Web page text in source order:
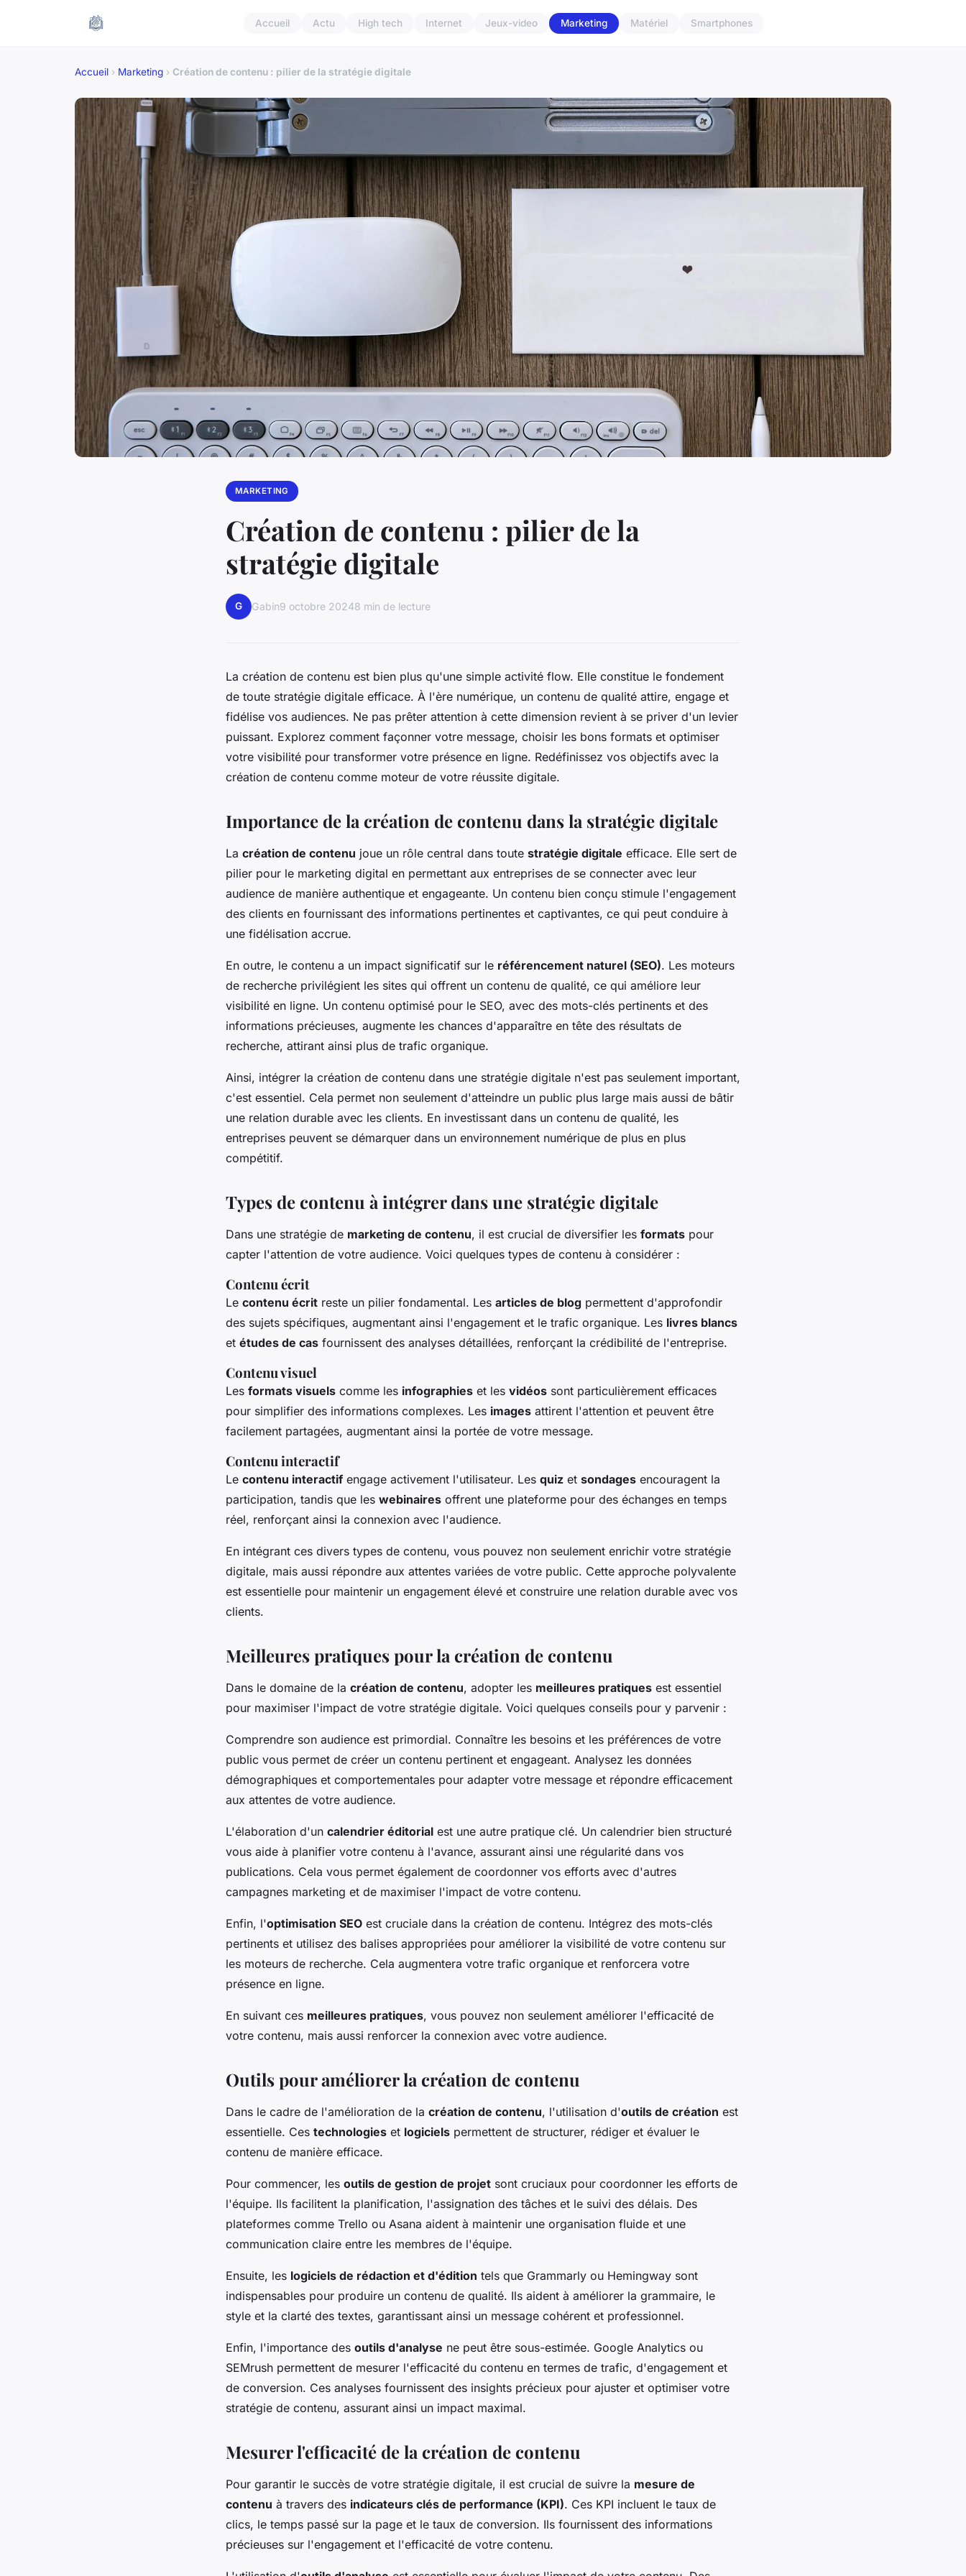
Accueil Actu High tech Internet Jeux-video Marketing Matériel Smartphones
Accueil › Marketing › Création de contenu : pilier de la stratégie digitale
MARKETING
Création de contenu : pilier de la
stratégie digitale
G Gabin9 octobre 20248 min de lecture
La création de contenu est bien plus qu'une simple activité flow. Elle constitue le fondement
de toute stratégie digitale efficace. À l'ère numérique, un contenu de qualité attire, engage et
fidélise vos audiences. Ne pas prêter attention à cette dimension revient à se priver d'un levier
puissant. Explorez comment façonner votre message, choisir les bons formats et optimiser
votre visibilité pour transformer votre présence en ligne. Redéfinissez vos objectifs avec la
création de contenu comme moteur de votre réussite digitale.
Importance de la création de contenu dans la stratégie digitale
La création de contenu joue un rôle central dans toute stratégie digitale efficace. Elle sert de
pilier pour le marketing digital en permettant aux entreprises de se connecter avec leur
audience de manière authentique et engageante. Un contenu bien conçu stimule l'engagement
des clients en fournissant des informations pertinentes et captivantes, ce qui peut conduire à
une fidélisation accrue.
En outre, le contenu a un impact significatif sur le référencement naturel (SEO). Les moteurs
de recherche privilégient les sites qui offrent un contenu de qualité, ce qui améliore leur
visibilité en ligne. Un contenu optimisé pour le SEO, avec des mots-clés pertinents et des
informations précieuses, augmente les chances d'apparaître en tête des résultats de
recherche, attirant ainsi plus de trafic organique.
Ainsi, intégrer la création de contenu dans une stratégie digitale n'est pas seulement important,
c'est essentiel. Cela permet non seulement d'atteindre un public plus large mais aussi de bâtir
une relation durable avec les clients. En investissant dans un contenu de qualité, les
entreprises peuvent se démarquer dans un environnement numérique de plus en plus
compétitif.
Types de contenu à intégrer dans une stratégie digitale
Dans une stratégie de marketing de contenu, il est crucial de diversifier les formats pour
capter l'attention de votre audience. Voici quelques types de contenu à considérer :
Contenu écrit
Le contenu écrit reste un pilier fondamental. Les articles de blog permettent d'approfondir
des sujets spécifiques, augmentant ainsi l'engagement et le trafic organique. Les livres blancs
et études de cas fournissent des analyses détaillées, renforçant la crédibilité de l'entreprise.
Contenu visuel
Les formats visuels comme les infographies et les vidéos sont particulièrement efficaces
pour simplifier des informations complexes. Les images attirent l'attention et peuvent être
facilement partagées, augmentant ainsi la portée de votre message.
Contenu interactif
Le contenu interactif engage activement l'utilisateur. Les quiz et sondages encouragent la
participation, tandis que les webinaires offrent une plateforme pour des échanges en temps
réel, renforçant ainsi la connexion avec l'audience.
En intégrant ces divers types de contenu, vous pouvez non seulement enrichir votre stratégie
digitale, mais aussi répondre aux attentes variées de votre public. Cette approche polyvalente
est essentielle pour maintenir un engagement élevé et construire une relation durable avec vos
clients.
Meilleures pratiques pour la création de contenu
Dans le domaine de la création de contenu, adopter les meilleures pratiques est essentiel
pour maximiser l'impact de votre stratégie digitale. Voici quelques conseils pour y parvenir :
Comprendre son audience est primordial. Connaître les besoins et les préférences de votre
public vous permet de créer un contenu pertinent et engageant. Analysez les données
démographiques et comportementales pour adapter votre message et répondre efficacement
aux attentes de votre audience.
L'élaboration d'un calendrier éditorial est une autre pratique clé. Un calendrier bien structuré
vous aide à planifier votre contenu à l'avance, assurant ainsi une régularité dans vos
publications. Cela vous permet également de coordonner vos efforts avec d'autres
campagnes marketing et de maximiser l'impact de votre contenu.
Enfin, l'optimisation SEO est cruciale dans la création de contenu. Intégrez des mots-clés
pertinents et utilisez des balises appropriées pour améliorer la visibilité de votre contenu sur
les moteurs de recherche. Cela augmentera votre trafic organique et renforcera votre
présence en ligne.
En suivant ces meilleures pratiques, vous pouvez non seulement améliorer l'efficacité de
votre contenu, mais aussi renforcer la connexion avec votre audience.
Outils pour améliorer la création de contenu
Dans le cadre de l'amélioration de la création de contenu, l'utilisation d'outils de création est
essentielle. Ces technologies et logiciels permettent de structurer, rédiger et évaluer le
contenu de manière efficace.
Pour commencer, les outils de gestion de projet sont cruciaux pour coordonner les efforts de
l'équipe. Ils facilitent la planification, l'assignation des tâches et le suivi des délais. Des
plateformes comme Trello ou Asana aident à maintenir une organisation fluide et une
communication claire entre les membres de l'équipe.
Ensuite, les logiciels de rédaction et d'édition tels que Grammarly ou Hemingway sont
indispensables pour produire un contenu de qualité. Ils aident à améliorer la grammaire, le
style et la clarté des textes, garantissant ainsi un message cohérent et professionnel.
Enfin, l'importance des outils d'analyse ne peut être sous-estimée. Google Analytics ou
SEMrush permettent de mesurer l'efficacité du contenu en termes de trafic, d'engagement et
de conversion. Ces analyses fournissent des insights précieux pour ajuster et optimiser votre
stratégie de contenu, assurant ainsi un impact maximal.
Mesurer l'efficacité de la création de contenu
Pour garantir le succès de votre stratégie digitale, il est crucial de suivre la mesure de
contenu à travers des indicateurs clés de performance (KPI). Ces KPI incluent le taux de
clics, le temps passé sur la page et le taux de conversion. Ils fournissent des informations
précieuses sur l'engagement et l'efficacité de votre contenu.